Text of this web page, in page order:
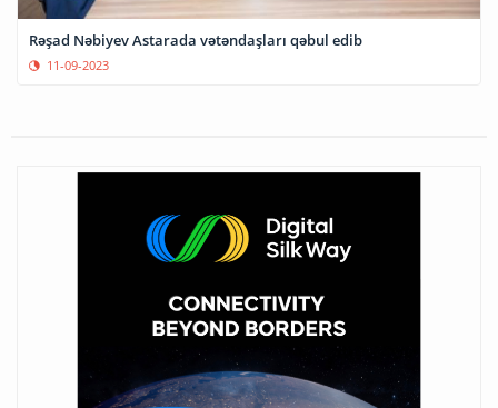
Rəşad Nəbiyev Astarada vətəndaşları qəbul edib
11-09-2023